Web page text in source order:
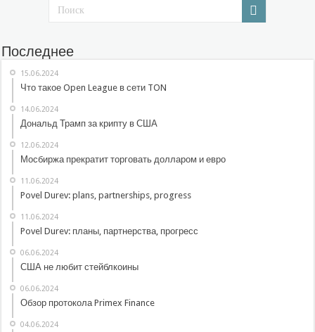
Последнее
15.06.2024
Что такое Open League в сети TON
14.06.2024
Дональд Трамп за крипту в США
12.06.2024
Мосбиржа прекратит торговать долларом и евро
11.06.2024
Povel Durev: plans, partnerships, progress
11.06.2024
Povel Durev: планы, партнерства, прогресс
06.06.2024
США не любит стейблкоины
06.06.2024
Обзор протокола Primex Finance
04.06.2024